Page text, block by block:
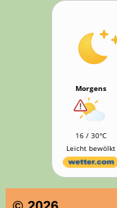
Morgens
16 / 30°C
Leicht bewölkt